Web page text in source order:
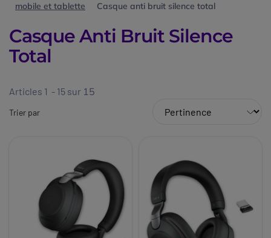
mobile et tablette
Casque anti bruit silence total
Casque Anti Bruit Silence
Total
Articles 1 - 15 sur 15
Trier par